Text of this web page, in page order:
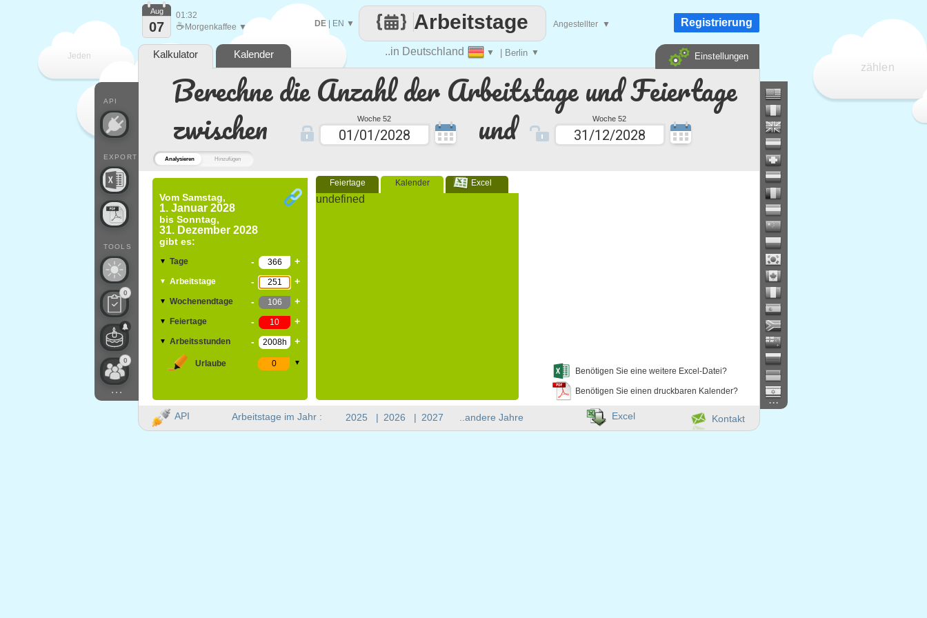
Analysieren Hinzufügen
Berechne die Anzahl der Arbeitstage und Feiertage
zwischen
Woche 52 und Woche 52
Vom Samstag,
1. Januar 2028
bis Sonntag,
31. Dezember 2028
gibt es:
▼ Tage - +
▼ Arbeitstage - +
▼ Wochenendtage - +
▼ Feiertage - +
▼ Arbeitsstunden - +
Urlaube ▼
Feiertage Kalender Excel
undefined
Benötigen Sie eine weitere Excel-Datei?
Benötigen Sie einen druckbaren Kalender?
Jeden
zählen
..in Deutschland ▼ | Berlin ▼
Arbeitstage
DE| EN ▼ Angestellter ▼
API
EXPORT
TOOLS
0
0
...
Aug
07
01:32
☕ Morgenkaffee ▼ Registrierung
Kalkulator Kalender Einstellungen
Arbeitstage im Jahr : 2025 | 2026 | 2027 ..andere Jahre
...
API Kontakt
Excel